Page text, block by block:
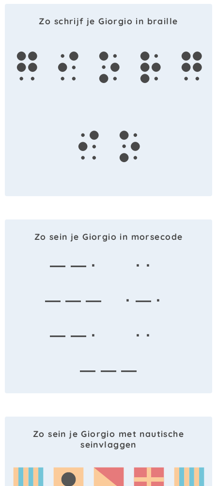
Zo schrijf je Giorgio in braille
g i o r g
i o
Zo sein je Giorgio in morsecode
— — ·
· ·
— — —
· — ·
— — ·
· ·
— — —
Zo sein je Giorgio met nautische
seinvlaggen